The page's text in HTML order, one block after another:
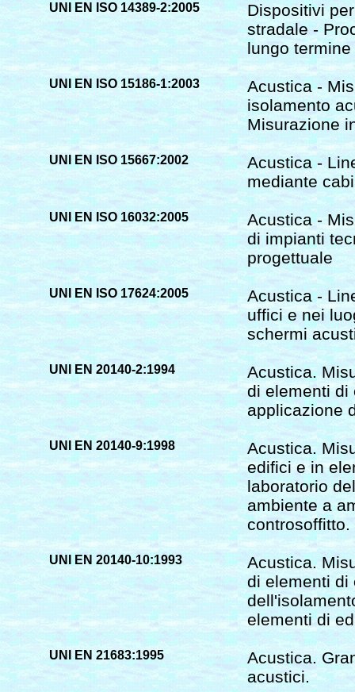
UNI EN ISO 14389-2:2005
Dispositivi
stradale -
lungo
UNI EN ISO 15186-1:2003
Acustica -
isolamento
Misurazione
UNI EN ISO 15667:2002
Acustica -
mediante
UNI EN ISO 16032:2005
Acustica -
di impianti
progettuale
UNI EN ISO 17624:2005
Acustica -
uffici e nei
schermi
UNI EN 20140-2:1994
Acustica.
di elementi di
applicazione
UNI EN 20140-9:1998
Acustica.
edifici e in
laboratorio
ambiente a
controsoffitto.
UNI EN 20140-10:1993
Acustica.
di elementi di
elementi di
UNI EN 21683:1995
Acustica.
acustici.